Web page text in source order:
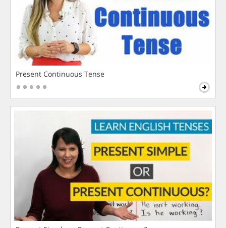
Present Continuous Tense